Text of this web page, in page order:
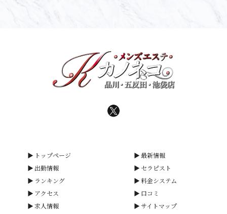
トップページ
最新情報
出勤情報
セラピスト
ランキング
料金システム
アクセス
口コミ
求人情報
サイトマップ